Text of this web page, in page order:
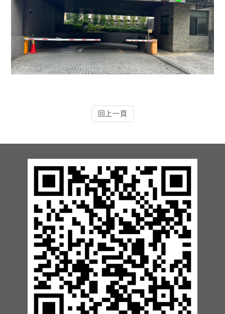
9.車位在席導引系列實績
10.反向尋車系統實績
11.周邊配備-紅綠燈實績
13.周邊配備-防撞條實績
15.周邊配備-安全警示實績
17.周邊配備-方向指示實績
18.周邊配備-車位架實績
20.智能汽機車充電樁設備實績
21.車道資訊看板實績
回上一頁